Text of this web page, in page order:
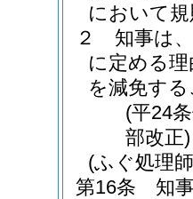
において
２
知事は
に定める
を減免す
(平24
部改正)
(ふぐ処理
第16条
知